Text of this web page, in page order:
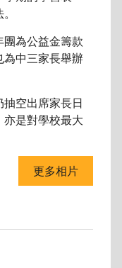
為公益金籌款
中三家長舉辦
空出席家長日
是對學校最大
更多相片